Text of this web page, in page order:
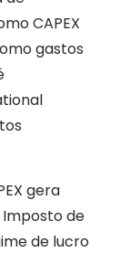
CAPEX
gastos
gera
de
de lucro